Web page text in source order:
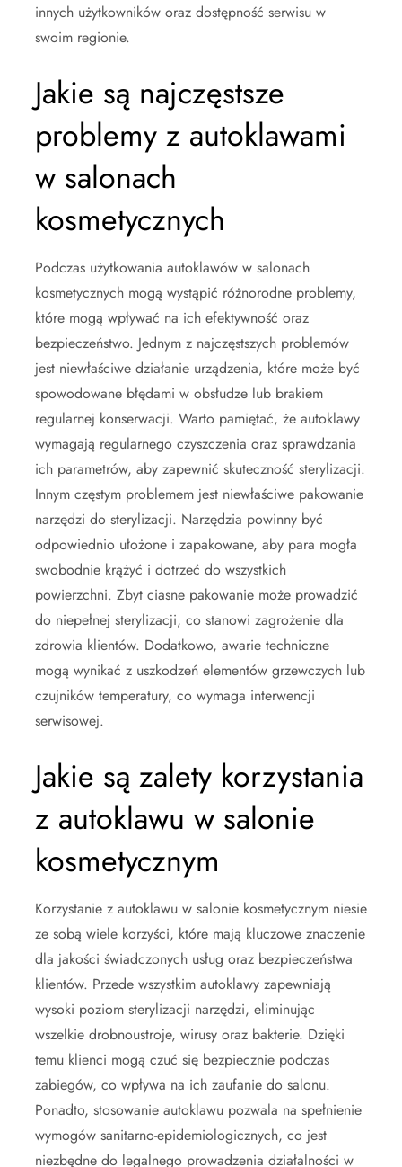
innych użytkowników oraz dostępność serwisu w
swoim regionie.
Jakie są najczęstsze
problemy z autoklawami
w salonach
kosmetycznych
Podczas użytkowania autoklawów w salonach
kosmetycznych mogą wystąpić różnorodne problemy,
które mogą wpływać na ich efektywność oraz
bezpieczeństwo. Jednym z najczęstszych problemów
jest niewłaściwe działanie urządzenia, które może być
spowodowane błędami w obsłudze lub brakiem
regularnej konserwacji. Warto pamiętać, że autoklawy
wymagają regularnego czyszczenia oraz sprawdzania
ich parametrów, aby zapewnić skuteczność sterylizacji.
Innym częstym problemem jest niewłaściwe pakowanie
narzędzi do sterylizacji. Narzędzia powinny być
odpowiednio ułożone i zapakowane, aby para mogła
swobodnie krążyć i dotrzeć do wszystkich
powierzchni. Zbyt ciasne pakowanie może prowadzić
do niepełnej sterylizacji, co stanowi zagrożenie dla
zdrowia klientów. Dodatkowo, awarie techniczne
mogą wynikać z uszkodzeń elementów grzewczych lub
czujników temperatury, co wymaga interwencji
serwisowej.
Jakie są zalety korzystania
z autoklawu w salonie
kosmetycznym
Korzystanie z autoklawu w salonie kosmetycznym niesie
ze sobą wiele korzyści, które mają kluczowe znaczenie
dla jakości świadczonych usług oraz bezpieczeństwa
klientów. Przede wszystkim autoklawy zapewniają
wysoki poziom sterylizacji narzędzi, eliminując
wszelkie drobnoustroje, wirusy oraz bakterie. Dzięki
temu klienci mogą czuć się bezpiecznie podczas
zabiegów, co wpływa na ich zaufanie do salonu.
Ponadto, stosowanie autoklawu pozwala na spełnienie
wymogów sanitarno-epidemiologicznych, co jest
niezbędne do legalnego prowadzenia działalności w